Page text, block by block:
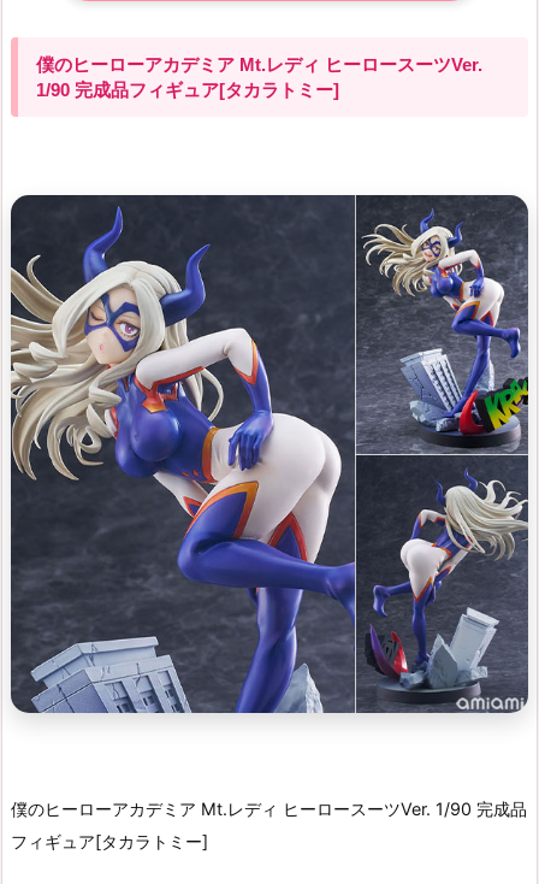
僕のヒーローアカデミア Mt.レディ ヒーロースーツVer.
1/90 完成品フィギュア[タカラトミー]
僕のヒーローアカデミア Mt.レディ ヒーロースーツVer. 1/90 完成品
フィギュア[タカラトミー]